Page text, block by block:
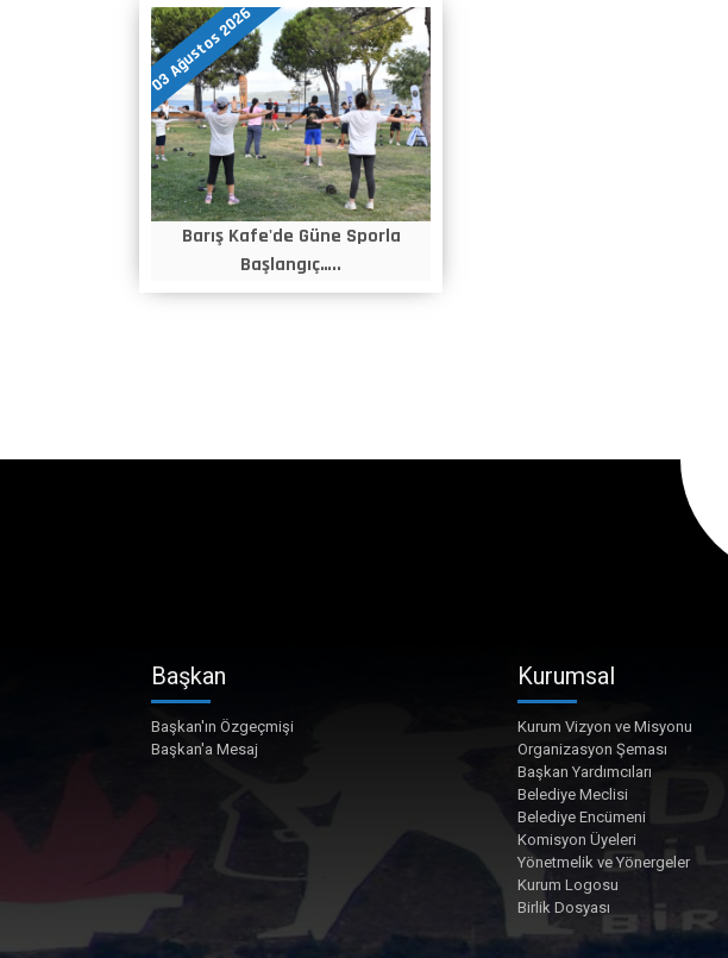
03 Ağustos 2026
Barış Kafe'de Güne Sporla
Başlangıç…..
Başkan
Başkan'ın Özgeçmişi
Başkan'a Mesaj
Kurumsal
Kurum Vizyon ve Misyonu
Organizasyon Şeması
Başkan Yardımcıları
Belediye Meclisi
Belediye Encümeni
Komisyon Üyeleri
Yönetmelik ve Yönergeler
Kurum Logosu
Birlik Dosyası